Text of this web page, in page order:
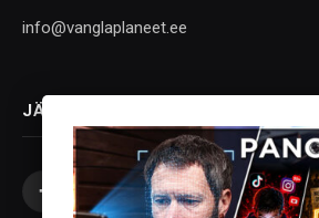
info@vanglaplaneet.ee
JÄLGI SOTSIAALMEEDIAS
Facebook
X
InstagramYouTubeTelegram